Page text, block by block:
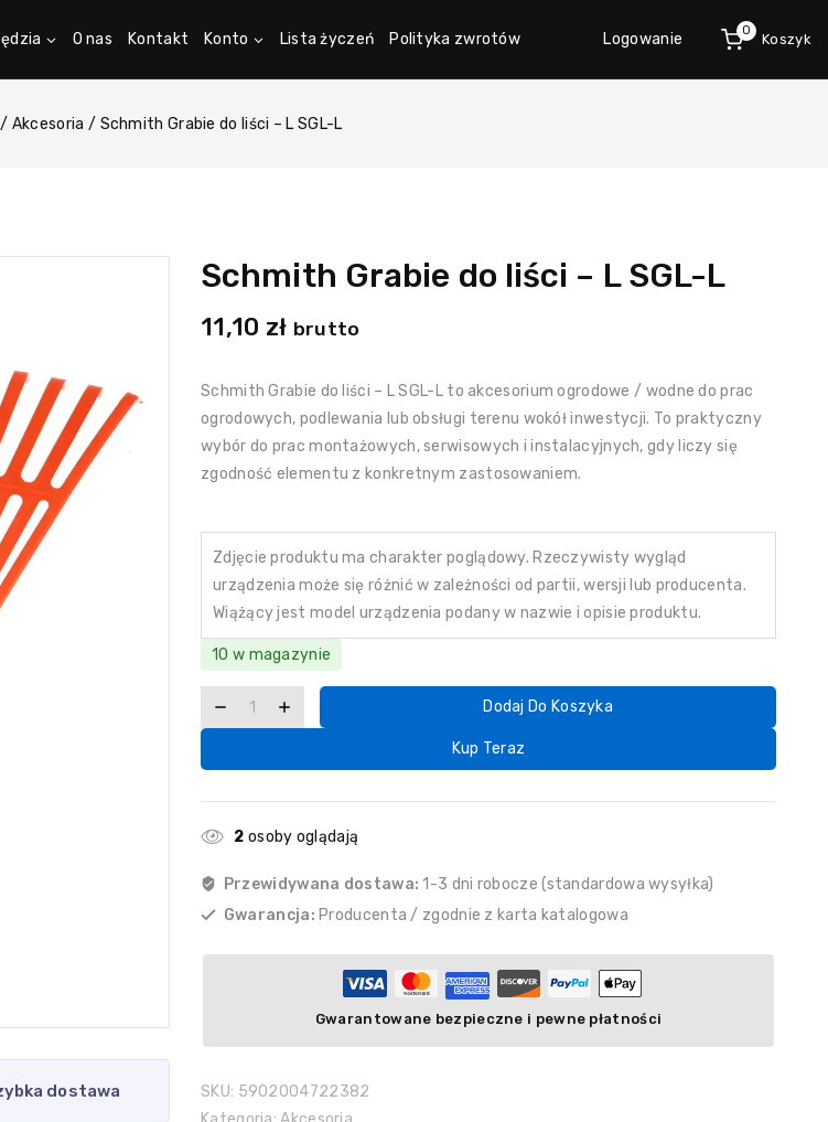
O nas Kontakt Konto Lista życzeń Polityka zwrotów Logowanie 0
Koszyk
/ Akcesoria / Schmith Grabie do liści – L SGL-L
dostawa
Schmith Grabie do liści – L SGL-L
11,10 zł brutto
Schmith Grabie do liści – L SGL-L to akcesorium ogrodowe / wodne do prac
ogrodowych, podlewania lub obsługi terenu wokół inwestycji. To praktyczny
wybór do prac montażowych, serwisowych i instalacyjnych, gdy liczy się
zgodność elementu z konkretnym zastosowaniem.
Zdjęcie produktu ma charakter poglądowy. Rzeczywisty wygląd
urządzenia może się różnić w zależności od partii, wersji lub producenta.
Wiążący jest model urządzenia podany w nazwie i opisie produktu.
10 w magazynie
Dodaj Do Koszyka
Kup Teraz
2 osoby oglądają
Przewidywana dostawa: 1-3 dni robocze (standardowa wysyłka)
Gwarancja: Producenta / zgodnie z karta katalogowa
Gwarantowane bezpieczne i pewne płatności
SKU: 5902004722382